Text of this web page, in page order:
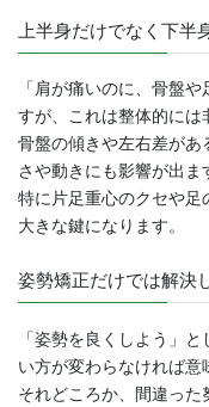
上半身だけでなく下半
「肩が痛いのに、骨盤
すが、これは整体的には
骨盤の傾きや左右差があ
さや動きにも影響が出ま
特に片足重心のクセや
大きな鍵になります。
姿勢矯正だけでは解決
「姿勢を良くしよう」
い方が変わらなければ意
それどころか、間違った